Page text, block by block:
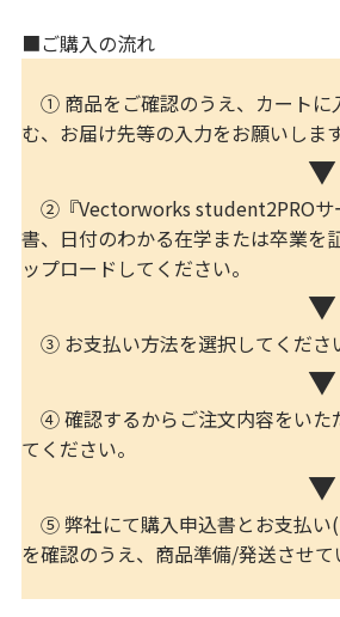
■ご購入の流れ
① 商品をご確認のうえ、カートに
む、お届け先等の入力をお願いします
▼
②『Vectorworks student2PROサ
書、日付のわかる在学または卒業を
ップロードしてください。
▼
③ お支払い方法を選択してくださ
▼
④ 確認するからご注文内容をいた
てください。
▼
⑤ 弊社にて購入申込書とお支払い
を確認のうえ、商品準備/発送させて